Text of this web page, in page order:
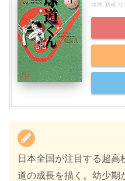
水島 新司
日本全国が注目する超
道の成長を描く。幼少期